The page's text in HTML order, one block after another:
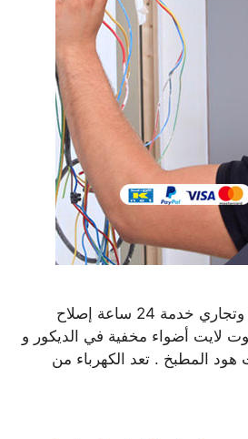
رقم فني كهربائي منازل الدعية بالكويت فني تصليح صيانة كهرباء منزلي وتجاري خدمة 24 ساعة إصلاح
لايت أضواء مخفية في الديكور و
المطبخ . تعد الكهرباء من